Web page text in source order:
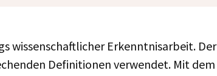
wissenschaftlicher Erkenntnisarbeit. Der
Definitionen verwendet. Mit dem